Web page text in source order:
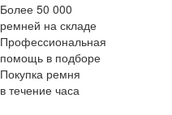
Более 50 000
ремней на складе
Профессиональная
помощь в подборе
Покупка ремня
в течение часа